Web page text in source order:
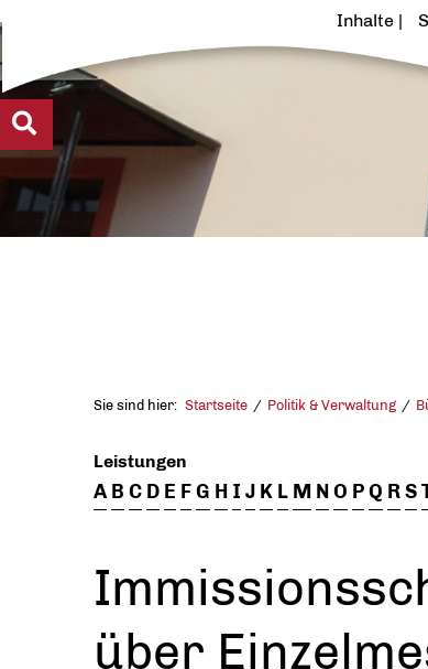
Inhalte
Sie sind hier: Startseite Politik & Verwaltung
Leistungen
A B C D E FG H I J K L M NO PQ RS
über